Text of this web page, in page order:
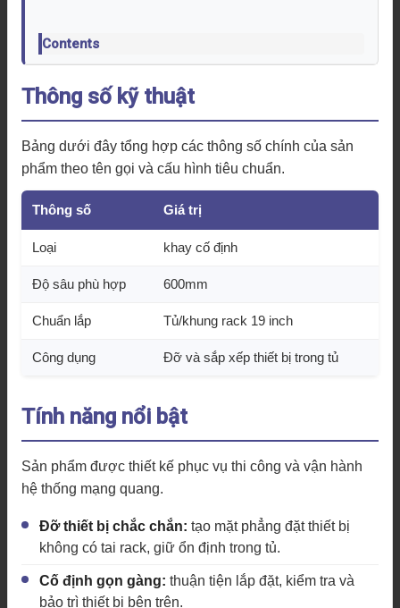
Contents
Thông số kỹ thuật
Bảng dưới đây tổng hợp các thông số chính của sản
phẩm theo tên gọi và cấu hình tiêu chuẩn.
Thông số Giá trị
Loại khay cố định
Độ sâu phù hợp 600mm
Chuẩn lắp Tủ/khung rack 19 inch
Công dụng Đỡ và sắp xếp thiết bị trong tủ
Tính năng nổi bật
Sản phẩm được thiết kế phục vụ thi công và vận hành
hệ thống mạng quang.
Đỡ thiết bị chắc chắn: tạo mặt phẳng đặt thiết bị
không có tai rack, giữ ổn định trong tủ.
Cố định gọn gàng: thuận tiện lắp đặt, kiểm tra và
bảo trì thiết bị bên trên.